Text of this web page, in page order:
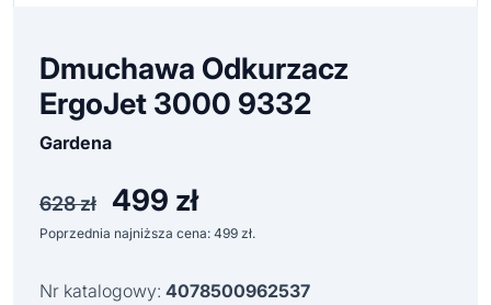
Dmuchawa Odkurzacz
ErgoJet 3000 9332
Gardena
628zł
Pierwotna
wynosiła:
499 złAktualna
Poprzednia najniższa cena: 499 zł.
Nr katalogowy: 4078500962537